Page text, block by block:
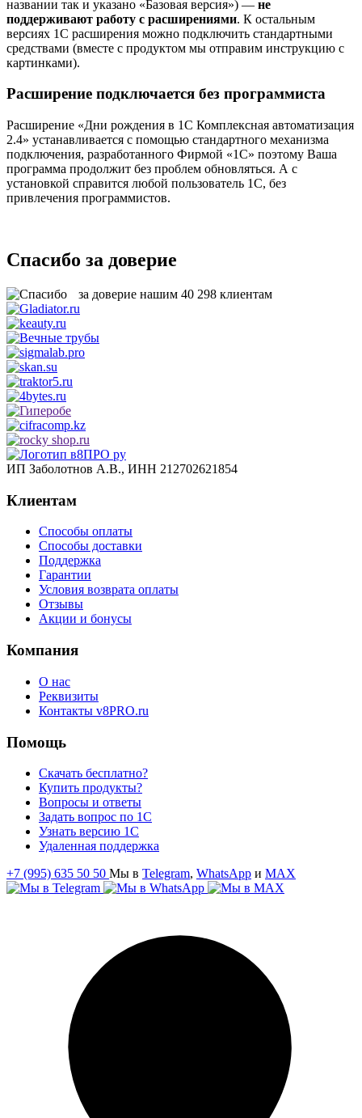
названии так и указано «Базовая версия») — не
поддерживают работу с расширениями. К остальным
версиях 1С расширения можно подключить стандартными
средствами (вместе с продуктом мы отправим инструкцию с
картинками).
Расширение подключается без программиста
Расширение «Дни рождения в 1С Комплексная автоматизация
2.4» устанавливается с помощью стандартного механизма
подключения, разработанного Фирмой «1С» поэтому Ваша
программа продолжит без проблем обновляться. А с
установкой справится любой пользователь 1С, без
привлечения программистов.
Спасибо за доверие
за доверие нашим 40 298 клиентам
ИП Заболотнов А.В., ИНН 212702621854
Клиентам
Способы оплаты
Способы доставки
Поддержка
Гарантии
Условия возврата оплаты
Отзывы
Акции и бонусы
Компания
О нас
Реквизиты
Контакты v8PRO.ru
Помощь
Скачать бесплатно?
Купить продукты?
Вопросы и ответы
Задать вопрос по 1С
Узнать версию 1С
Удаленная поддержка
+7 (995) 635 50 50 Мы в Telegram, WhatsApp и MAX